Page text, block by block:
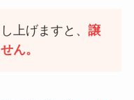
上げますと、譲
ん。